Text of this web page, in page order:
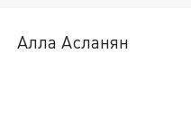
Алла Асланян